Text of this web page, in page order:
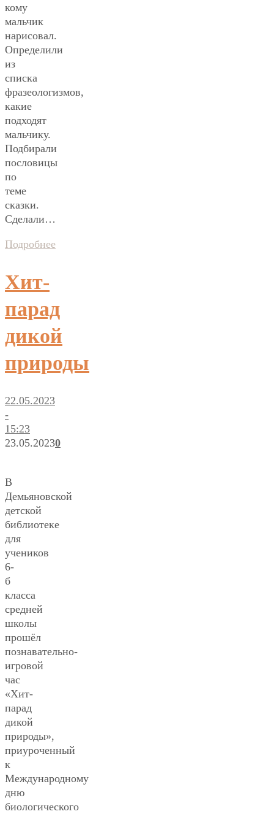
кому
мальчик
нарисовал.
Определили
из
списка
фразеологизмов,
какие
подходят
мальчику.
Подбирали
пословицы
по
теме
сказки.
Сделали…
Подробнее
Хит-
парад
дикой
природы
22.05.2023
-
15:23
23.05.20230
В
Демьяновской
детской
библиотеке
для
учеников
6-
б
класса
средней
школы
прошёл
познавательно-
игровой
час
«Хит-
парад
дикой
природы»,
приуроченный
к
Международному
дню
биологического